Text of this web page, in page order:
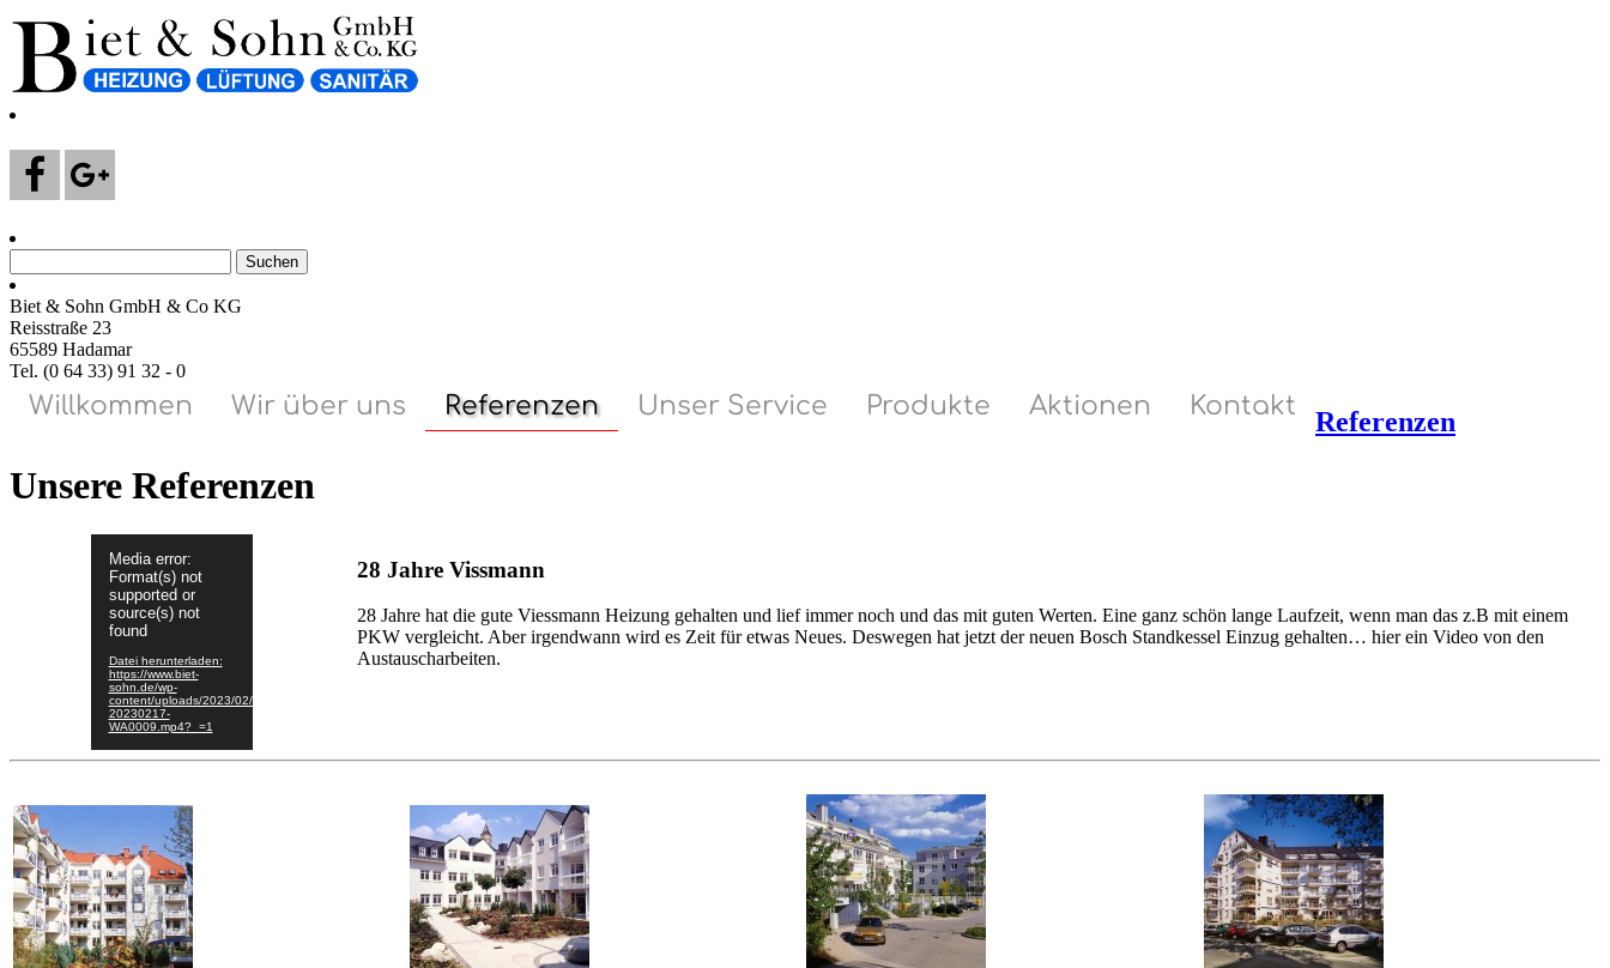
nach:
Biet & Sohn GmbH & Co KG
Reisstraße 23
65589 Hadamar
Tel. (0 64 33) 91 32 - 0
Willkommen Wir über uns Referenzen Unser Service Produkte Aktionen Kontakt Referenzen
Unsere Referenzen
Player
Media error:
Format(s) not
supported or
source(s) not
found
Datei herunterladen:
https://www.biet-
sohn.de/wp-
content/uploads/2023/02/VID-
20230217-
WA0009.mp4?_=1
28 Jahre Vissmann
28 Jahre hat die gute Viessmann Heizung gehalten und lief immer noch und das mit guten Werten. Eine ganz schön lange Laufzeit, wenn man das z.B mit einem
PKW vergleicht. Aber irgendwann wird es Zeit für etwas Neues. Deswegen hat jetzt der neuen Bosch Standkessel Einzug gehalten… hier ein Video von den
Austauscharbeiten.